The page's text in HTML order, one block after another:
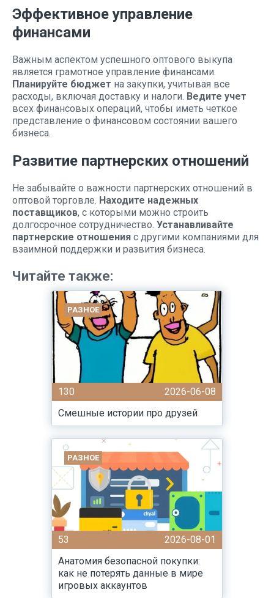
Эффективное управление
финансами
Важным аспектом успешного оптового выкупа
является грамотное управление финансами.
Планируйте бюджет на закупки, учитывая все
расходы, включая доставку и налоги. Ведите учет
всех финансовых операций, чтобы иметь четкое
представление о финансовом состоянии вашего
бизнеса.
Развитие партнерских отношений
Не забывайте о важности партнерских отношений в
оптовой торговле. Находите надежных
поставщиков, с которыми можно строить
долгосрочное сотрудничество. Устанавливайте
партнерские отношения с другими компаниями для
взаимной поддержки и развития бизнеса.
Читайте также:
РАЗНОЕ
130
2026-06-08
Смешные истории про друзей
РАЗНОЕ
53
2026-08-01
Анатомия безопасной покупки:
как не потерять данные в мире
игровых аккаунтов